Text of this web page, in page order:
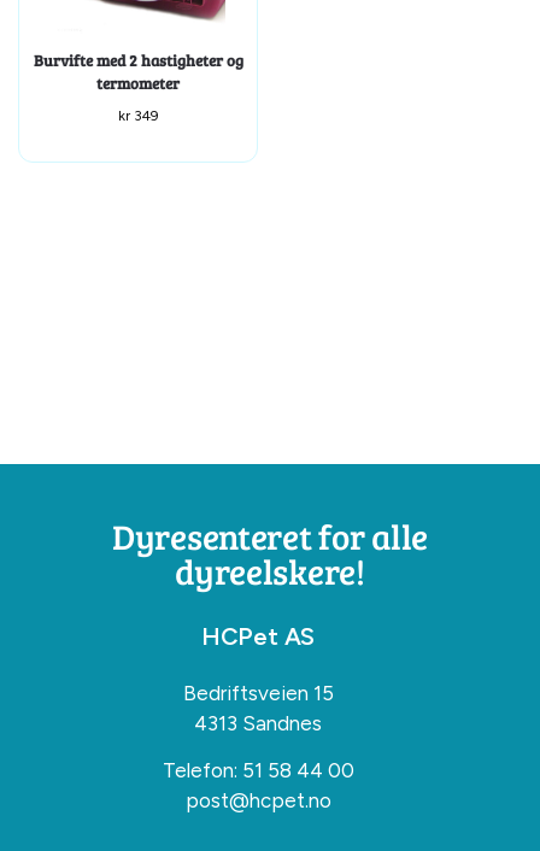
Burvifte med 2 hastigheter og
termometer
kr349
Dyresenteret for alle
dyreelskere!
HCPet AS
Bedriftsveien 15
4313 Sandnes
Telefon: 51 58 44 00
post@hcpet.no